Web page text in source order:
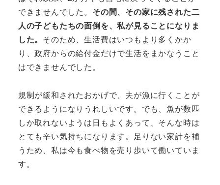
できませんでした。 その間、その家に残された二
人の子どもたちの面倒を、私が見ることになりま
した。 そのため、生活費はいつもより多くかか
り、政府からの給付金だけで生活をまかなうこと
はできませんでした。
規制が緩和されたおかげで、夫が漁に行くことが
できるようになりうれしいです。でも、魚が数匹
しか取れないようは日もよくあって、そんな時は
とても辛い気持ちになります。足りない家計を補
うため、私は今も食べ物を売り歩いて働いていま
す。